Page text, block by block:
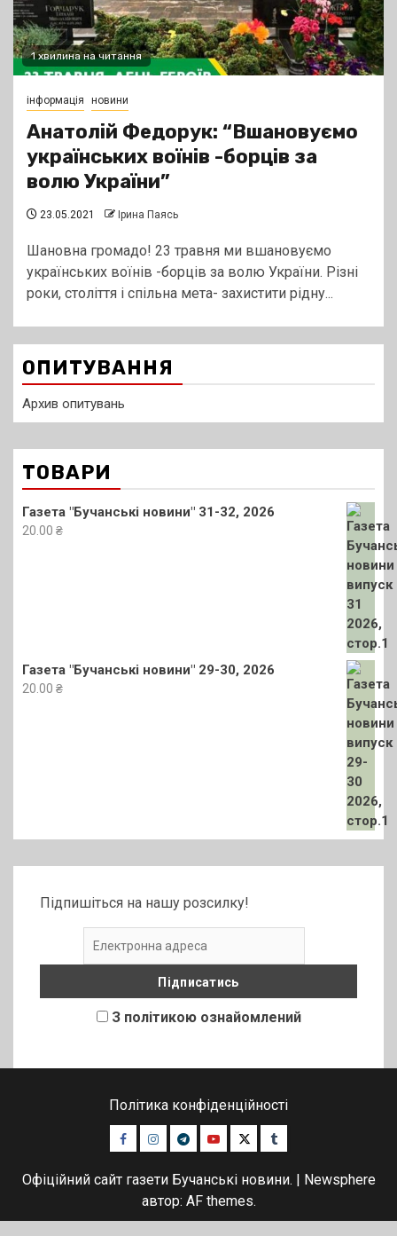
1 хвилина на читання
інформація новини
Анатолій Федорук: “Вшановуємо
українських воїнів -борців за
волю України”
23.05.2021 Ірина Паясь
Шановна громадо! 23 травня ми вшановуємо
українських воїнів -борців за волю України. Різні
роки, століття і спільна мета- захистити рідну...
ОПИТУВАННЯ
Архив опитувань
ТОВАРИ
Газета "Бучанські новини" 31-32, 2026
20.00 ₴
Газета "Бучанські новини" 29-30, 2026
20.00 ₴
Підпишіться на нашу розсилку!
З політикою ознайомлений
Політика конфіденційності
Facebook
Instagram
TelegramYoutubeTwitterTumblr
Офіційний сайт газети Бучанські новини.
Newsphere
автор: AF themes.